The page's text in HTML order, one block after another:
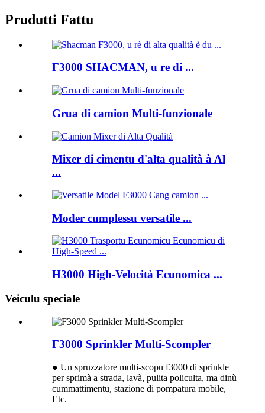
Prudutti Fattu
F3000 SHACMAN, u re di ...
Grua di camion Multi-funzionale
Mixer di cimentu d'alta qualità à Al
...
Moder cumplessu versatile ...
H3000 High-Velocità Ecunomica ...
Veiculu speciale
F3000 Sprinkler Multi-Scompler
● Un spruzzatore multi-scopu f3000 di sprinkle
per sprimà a strada, lavà, pulita policulta, ma dinù
cummattimentu, stazione di pompatura mobile,
Etc.